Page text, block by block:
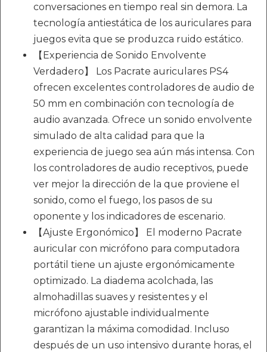
conversaciones en tiempo real sin demora. La
tecnología antiestática de los auriculares para
juegos evita que se produzca ruido estático.
【Experiencia de Sonido Envolvente
Verdadero】 Los Pacrate auriculares PS4
ofrecen excelentes controladores de audio de
50 mm en combinación con tecnología de
audio avanzada. Ofrece un sonido envolvente
simulado de alta calidad para que la
experiencia de juego sea aún más intensa. Con
los controladores de audio receptivos, puede
ver mejor la dirección de la que proviene el
sonido, como el fuego, los pasos de su
oponente y los indicadores de escenario.
【Ajuste Ergonómico】 El moderno Pacrate
auricular con micrófono para computadora
portátil tiene un ajuste ergonómicamente
optimizado. La diadema acolchada, las
almohadillas suaves y resistentes y el
micrófono ajustable individualmente
garantizan la máxima comodidad. Incluso
después de un uso intensivo durante horas, el